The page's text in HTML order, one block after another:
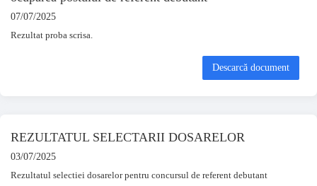
07/07/2025
Rezultat proba scrisa.
Descarcă document
REZULTATUL SELECTARII DOSARELOR
03/07/2025
Rezultatul selectiei dosarelor pentru concursul de referent debutant